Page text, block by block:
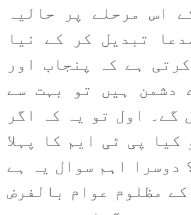
اس مرحلے پر حالیہ
تبدیل کر کے نیا
ہے کہ پنجاب اور
دشمن ہیں تو بہت سے
گے۔ اول تو یہ کہ اگر
پی ٹی ایم کا پہلا
دوسرا اہم سوال یہ ہے
مظلوم عوام بالفرض